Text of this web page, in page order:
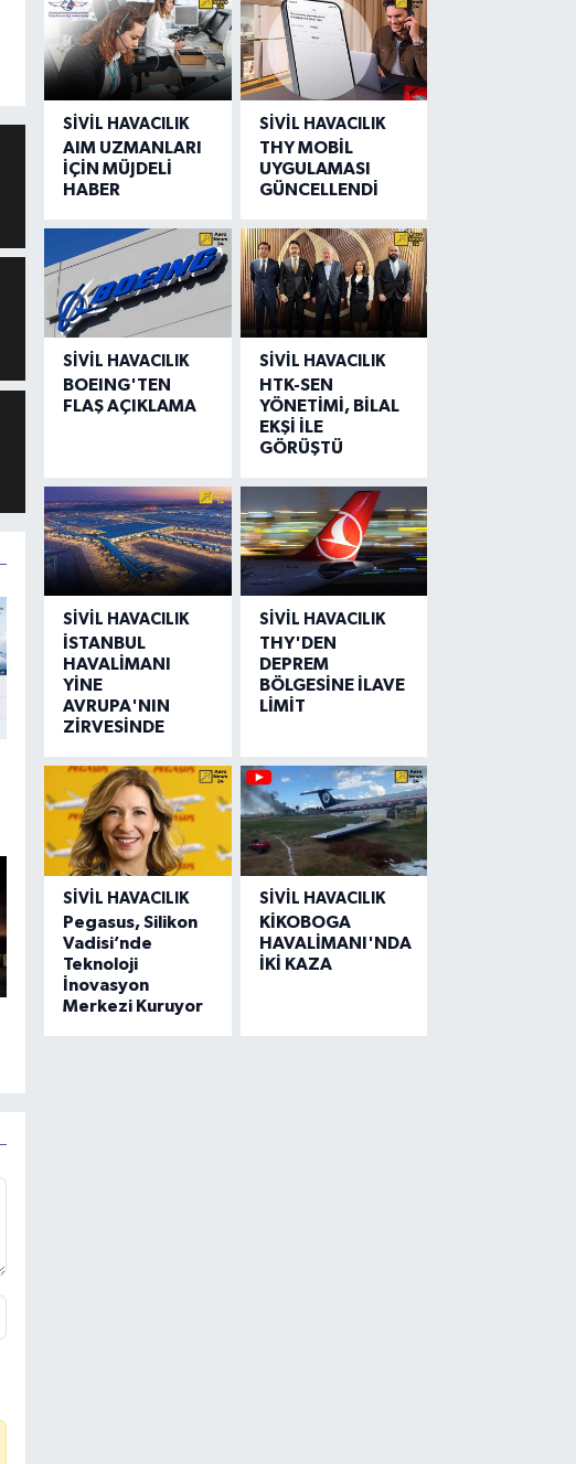
SIVIL HAVACILIK
AIM UZMANLARI
İÇİN MÜJDELİ
HABER
SIVIL HAVACILIK
THY MOBİL
UYGULAMASI
GÜNCELLENDİ
SIVIL HAVACILIK
BOEING'TEN
FLAŞ AÇIKLAMA
SIVIL HAVACILIK
HTK-SEN
YÖNETİMİ, BİLAL
EKŞİ İLE
GÖRÜŞTÜ
SIVIL HAVACILIK
İSTANBUL
HAVALİMANI
YİNE
AVRUPA'NIN
ZİRVESİNDE
SIVIL HAVACILIK
THY'DEN
DEPREM
BÖLGESİNE İLAVE
LİMİT
SIVIL HAVACILIK
Pegasus, Silikon
Vadisi’nde
Teknoloji
İnovasyon
Merkezi Kuruyor
SIVIL HAVACILIK
KİKOBOGA
HAVALİMANI'NDA
İKİ KAZA